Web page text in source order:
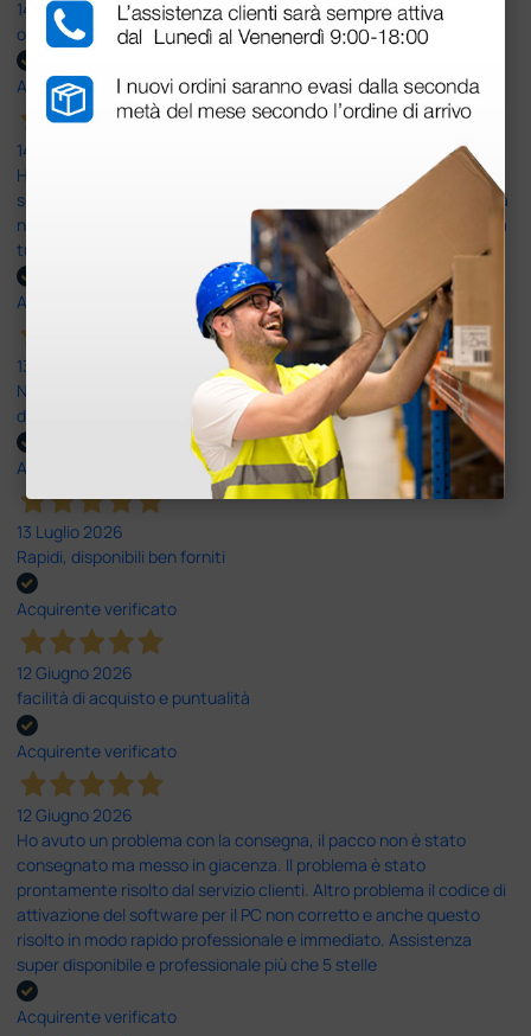
14 Luglio 2026
ottima
Acquirente verificato
14 Luglio 2026
Ho acquistato un ecografo da Doctor Shop e sono rimasto molto
soddisfatto dell'esperienza. Apparecchiatura di qualità, consegna
nei tempi previsti e un servizio clienti disponibile che ha risposto a
tutti i miei dubbi prima dell'acquisto. Consigliato
Acquirente verificato
13 Luglio 2026
Nulla da eccepire. Tutto estremamente chiaro e corretto,
dall’ordine alla consegna.
Acquirente verificato
13 Luglio 2026
Rapidi, disponibili ben forniti
Acquirente verificato
12 Giugno 2026
facilità di acquisto e puntualità
Acquirente verificato
12 Giugno 2026
Ho avuto un problema con la consegna, il pacco non è stato
consegnato ma messo in giacenza. Il problema è stato
prontamente risolto dal servizio clienti. Altro problema il codice di
attivazione del software per il PC non corretto e anche questo
risolto in modo rapido professionale e immediato. Assistenza
super disponibile e professionale più che 5 stelle
Acquirente verificato